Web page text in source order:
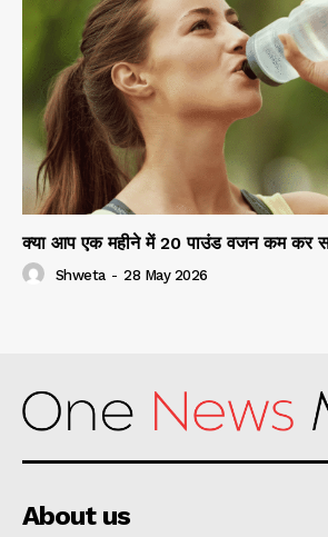
क्या आप एक महीने में 20 पाउंड वजन कम कर
Shweta - 28 May 2026
About us